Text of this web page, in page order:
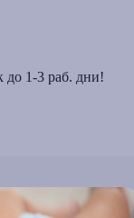
до 1-3 раб. дни!